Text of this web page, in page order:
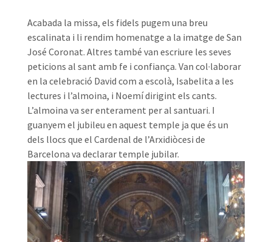
Acabada la missa, els fidels pugem una breu
escalinata i li rendim homenatge a la imatge de San
José Coronat. Altres també van escriure les seves
peticions al sant amb fe i confiança. Van col·laborar
en la celebració David com a escolà, Isabelita a les
lectures i l’almoina, i Noemí dirigint els cants.
L’almoina va ser enterament per al santuari. I
guanyem el jubileu en aquest temple ja que és un
dels llocs que el Cardenal de l’Arxidiòcesi de
Barcelona va declarar temple jubilar.